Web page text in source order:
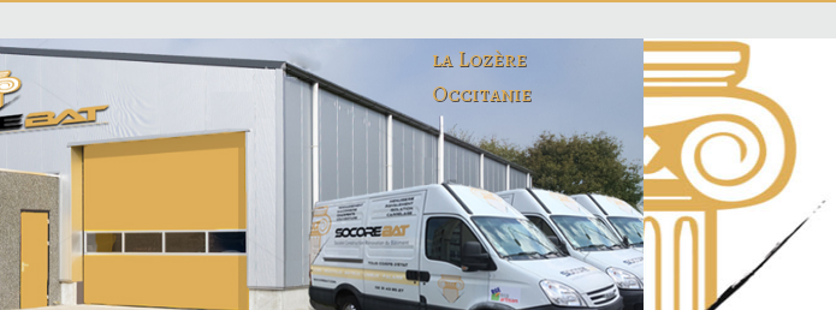
la Lozère
Occitanie